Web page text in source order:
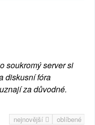
soukromý server si
diskusní fóra
za důvodné.
nejnovější oblíbené